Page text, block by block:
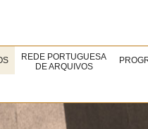
REDE PORTUGUESA
DE ARQUIVOS